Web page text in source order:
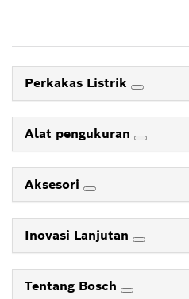
Perkakas Listrik
Alat pengukuran
Aksesori
Inovasi Lanjutan
Tentang Bosch